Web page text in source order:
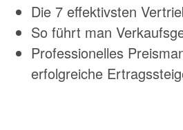
Die 7 effektivsten
So führt man
Professionelles
erfolgreiche